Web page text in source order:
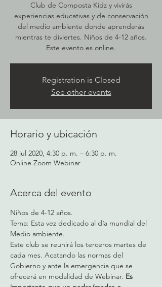
Club de Composta Kidz y vivirás
experiencias educativas y de conservación
del medio ambiente donde aprenderás
mientras te diviertes. Niños de 4-12 años.
Este evento es online.
Registration is Closed
See other events
Horario y ubicación
28 jul 2020, 4:30 p. m. – 6:30 p. m.
Online Zoom Webinar
Acerca del evento
Niños de 4-12 años.
Tema: Esta vez dedicado al día mundial del
Medio ambiente.
Este club se reunirá los terceros martes de
cada mes. Acatando las normas del
Gobierno y ante la emergencia que se
ofrecerá en modalidad de Webinar. Es